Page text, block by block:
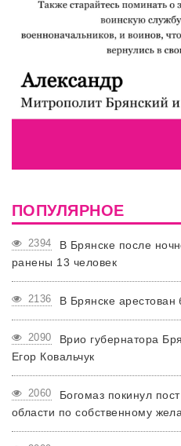
ПОПУЛЯРНОЕ
2394
В Брянске после
ранены 13 человек
2136 В Брянске
2090
Врио губернатора
Егор Ковальчук
2060
Богомаз покинул
области по собственному